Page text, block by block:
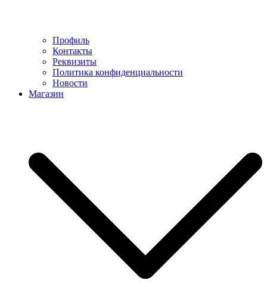
Профиль
Контакты
Реквизиты
Политика конфиденциальности
Новости
Магазин